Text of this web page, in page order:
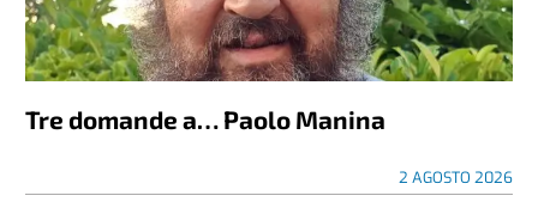
Tre domande a… Paolo Manina
2 AGOSTO 2026